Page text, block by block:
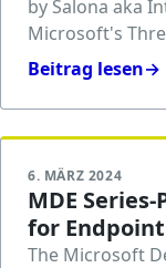
by Salona aka
Microsoft's
Beitrag lesen→
6. MÄRZ 2024
MDE
for
The Microsoft